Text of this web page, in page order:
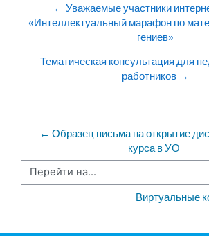
← Уважаемые участники
«Интеллектуальный марафон по
гениев»
Тематическая консультация для
работников →
← Образец письма на открытие
курса в УО
Перейти на...
Виртуальные